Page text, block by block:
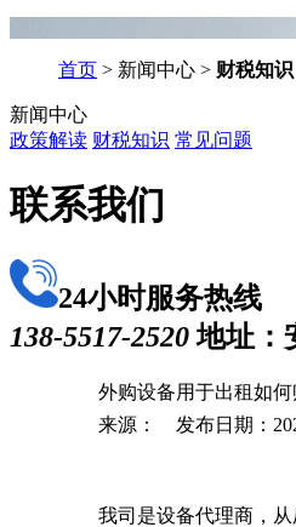
首页 > 新闻中心 > 财税知识
新闻中心
政策解读 财税知识 常见问题
联系我们
24小时服务热线
138-5517-2520 地址：
外购设备用于出租如何
来源： 发布日期：
我司是设备代理商，